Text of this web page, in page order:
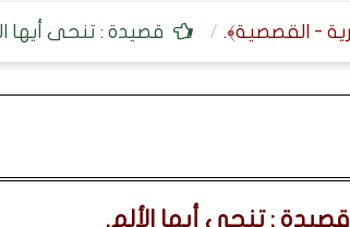
قصيدة : تنحى أيها
قصيدة : تنحى أيها الألم.